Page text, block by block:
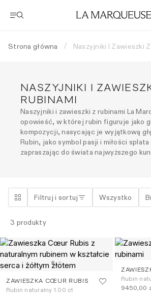
Strona główna / Naszyjniki I Zawieszki
NASZYJNIKI I
RUBINAMI
Naszyjniki i zawieszki z rubinami La
opowieść, w której rubin figuruje jako
kompozycji, nasycając je wyjątkową
Rubin, jako symbol pasji i miłości
zapraszając do świata najwyższego
Filtruj i sortuj Wszystko
3 produkty
ZAWIESZKA CŒUR RUBIS
Rubin naturalny 1.00 ct
Rubin
9450,00